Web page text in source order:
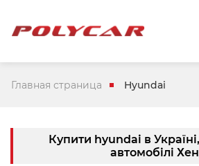
Главная страница Hyundai
Купити hyundai в
автомобілі